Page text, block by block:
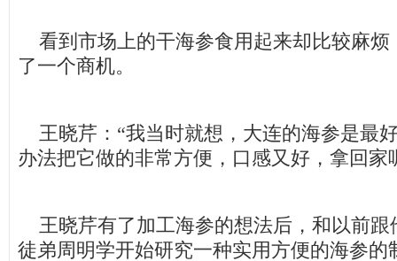
看到市场上的干海参食用起来却比较麻烦
了一个商机。
王晓芹：“我当时就想，大连的海参是最
办法把它做的非常方便，口感又好，拿回家
王晓芹有了加工海参的想法后，和以前跟
徒弟周明学开始研究一种实用方便的海参的